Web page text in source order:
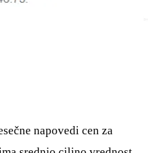
napovedi cen za